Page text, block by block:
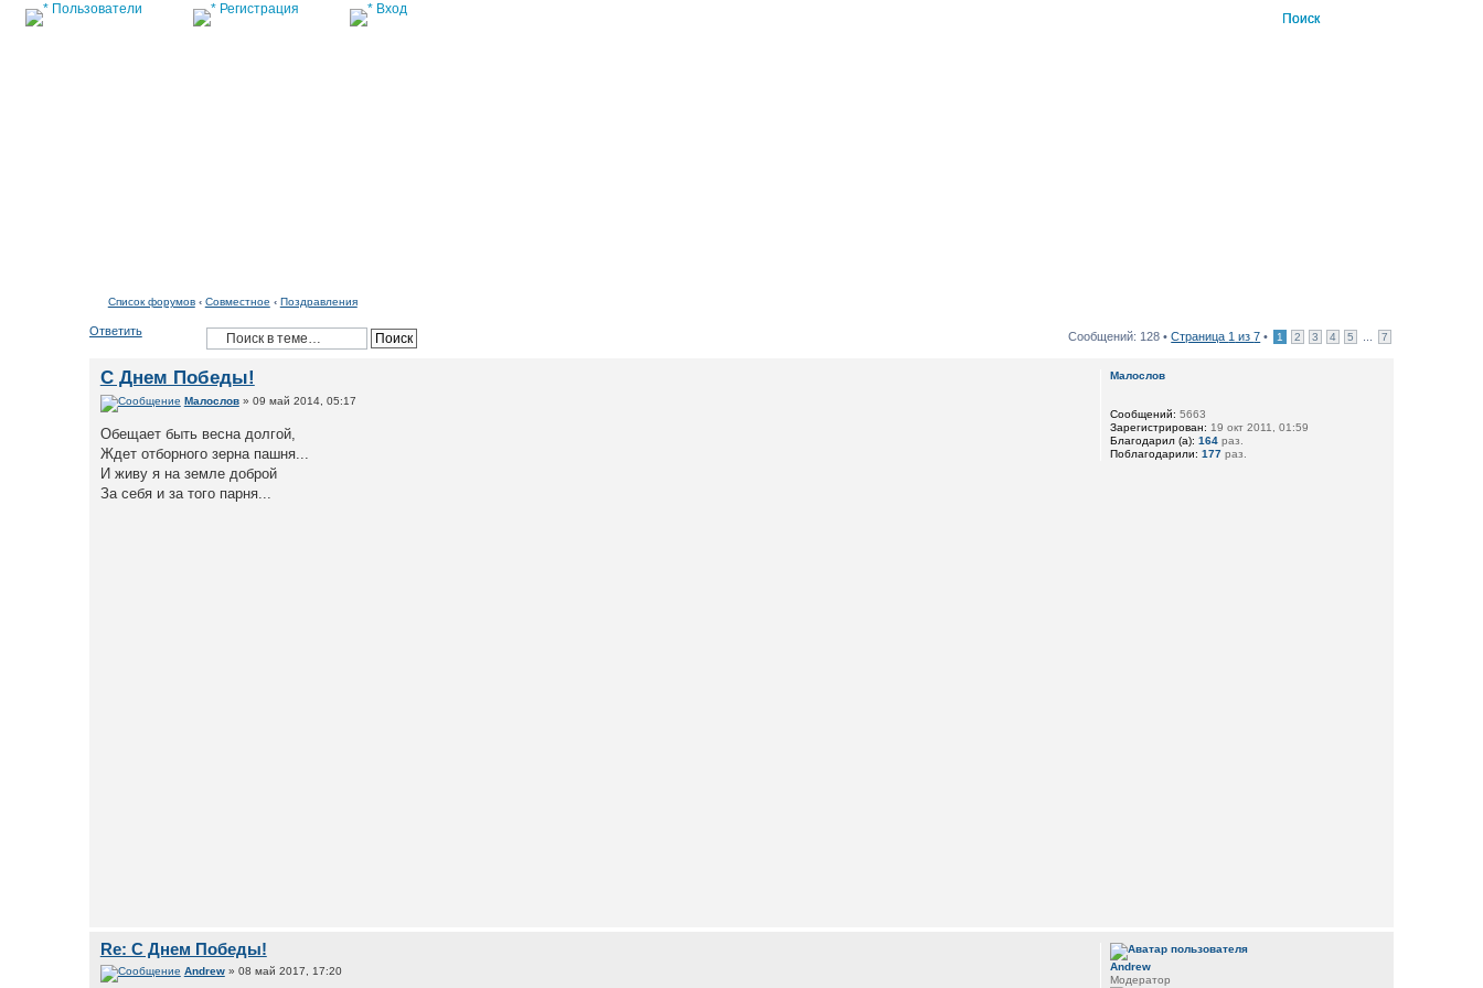
Пользователи Регистрация Вход
Список форумов ‹ Совместное ‹ Поздравления
Ответить Сообщений: 128 •Страница 1 из7 • 1 2 3 4 5 7
С Днем Победы!
Малослов» 09 май 2014, 05:17
Обещает быть весна долгой,
Ждет отборного зерна пашня...
И живу я на земле доброй
За себя и за того парня...
Малослов
Сообщений: 5663
Зарегистрирован: 19 окт 2011, 01:59
Благодарил (а): 164раз.
Поблагодарили: 177раз.
Re: С Днем Победы!
Andrew» 08 май 2017, 17:20
Andrew
Модератор